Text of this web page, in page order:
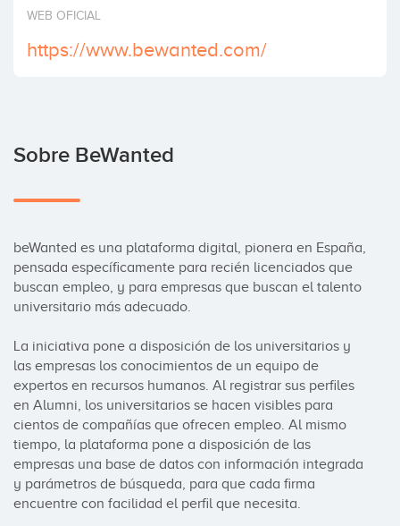
WEB OFICIAL
https://www.bewanted.com/
Sobre BeWanted
beWanted es una plataforma digital, pionera en España,
pensada específicamente para recién licenciados que
buscan empleo, y para empresas que buscan el talento
universitario más adecuado.
La iniciativa pone a disposición de los universitarios y
las empresas los conocimientos de un equipo de
expertos en recursos humanos. Al registrar sus perfiles
en Alumni, los universitarios se hacen visibles para
cientos de compañías que ofrecen empleo. Al mismo
tiempo, la plataforma pone a disposición de las
empresas una base de datos con información integrada
y parámetros de búsqueda, para que cada firma
encuentre con facilidad el perfil que necesita.